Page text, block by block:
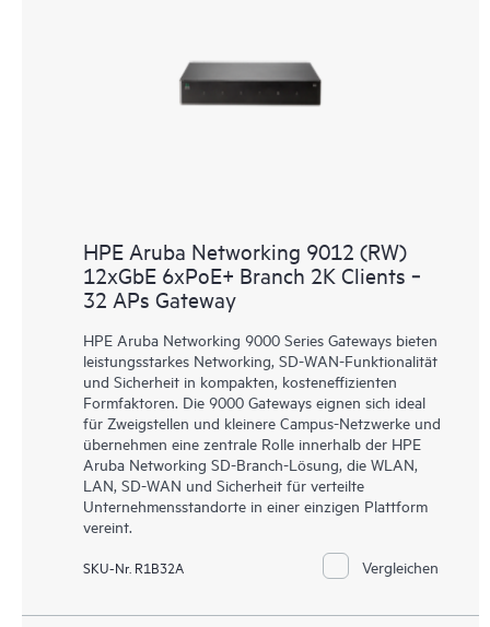
HPE Aruba Networking 9012 (RW)
12xGbE 6xPoE+ Branch 2K Clients ‑
32 APs Gateway
HPE Aruba Networking 9000 Series Gateways bieten
leistungsstarkes Networking, SD-WAN-Funktionalität
und Sicherheit in kompakten, kosteneffizienten
Formfaktoren. Die 9000 Gateways eignen sich ideal
für Zweigstellen und kleinere Campus-Netzwerke und
übernehmen eine zentrale Rolle innerhalb der HPE
Aruba Networking SD-Branch-Lösung, die WLAN,
LAN, SD-WAN und Sicherheit für verteilte
Unternehmensstandorte in einer einzigen Plattform
vereint.
SKU-Nr. R1B32A Vergleichen